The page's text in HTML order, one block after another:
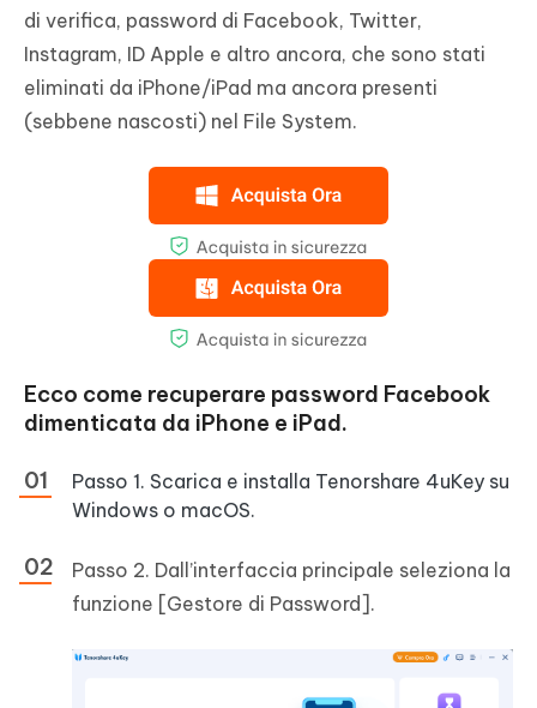
di verifica, password di Facebook, Twitter,
Instagram, ID Apple e altro ancora, che sono stati
eliminati da iPhone/iPad ma ancora presenti
(sebbene nascosti) nel File System.
Ecco come recuperare password Facebook
dimenticata da iPhone e iPad.
Passo 1. Scarica e installa Tenorshare 4uKey su
Windows o macOS.
Passo 2. Dall’interfaccia principale seleziona la
funzione [Gestore di Password].